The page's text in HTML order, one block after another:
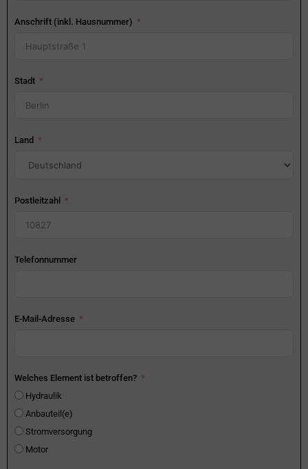
Anschrift (inkl. Hausnummer)
Stadt
Land
Postleitzahl
Telefonnummer
E-Mail-Adresse
Welches Element ist betroffen?
Hydraulik
Anbauteil(e)
Stromversorgung
Motor